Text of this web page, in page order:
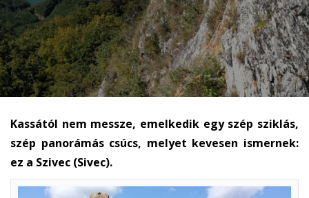
Kassától nem messze, emelkedik egy szép sziklás,
szép panorámás csúcs, melyet kevesen ismernek:
ez a Szivec (Sivec).